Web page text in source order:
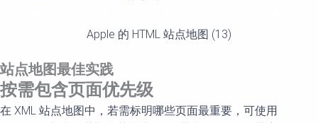
Apple 的 HTML 站点地图 (13)
站点地图最佳实践
按需包含页面优先级
在 XML 站点地图中，若需标明哪些页面最重要，可使用